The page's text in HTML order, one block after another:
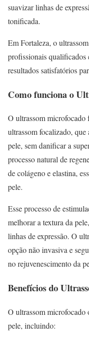
suavizar linhas de
tonificada.
Em Fortaleza, o
profissionais qualificados
resultados satisfatórios
Como funciona o
O ultrassom microfocado
ultrassom focalizado, que
pele, sem danificar a
processo natural de
de colágeno e elastina,
pele.
Esse processo de
melhorar a textura da
linhas de expressão. O
opção não invasiva e
no rejuvenescimento da
Benefícios do
O ultrassom microfocado
pele, incluindo: